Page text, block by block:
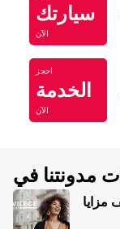
سيارتك
الآن
احجز
الخدمة
الآن